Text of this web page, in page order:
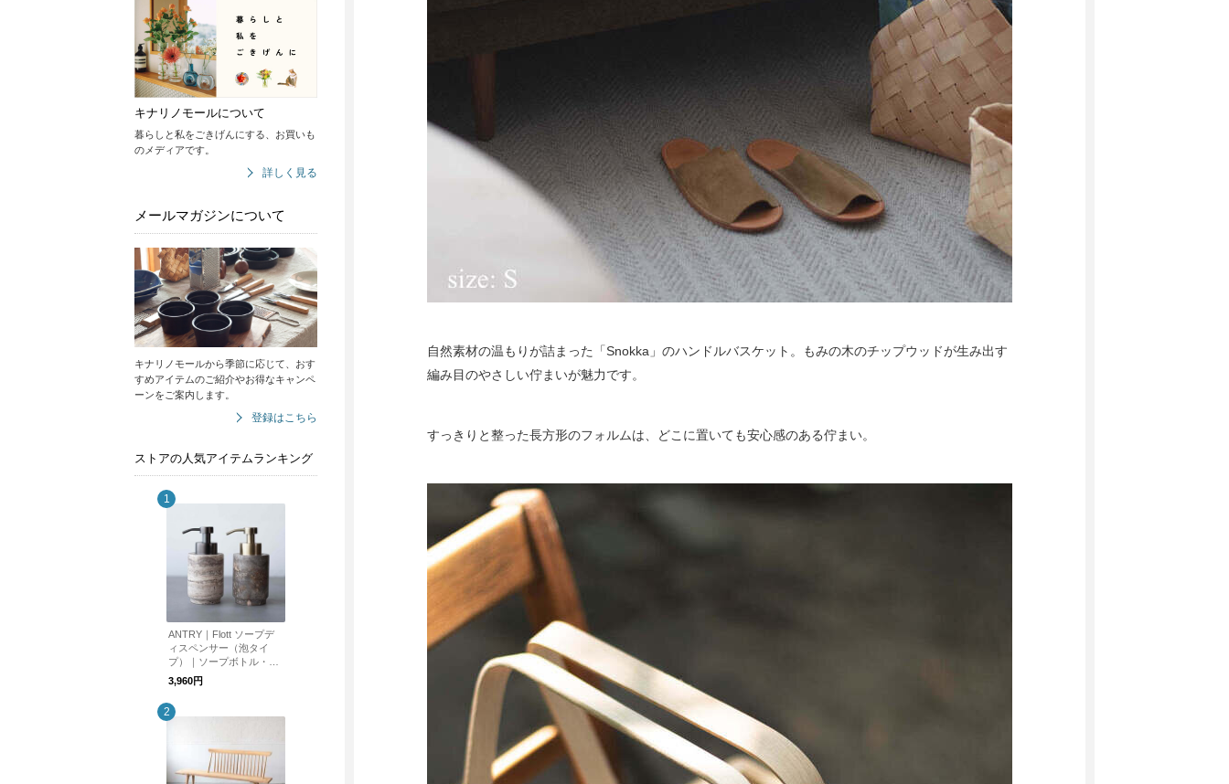
キナリノモールについて
暮らしと私をごきげんにする、お買いも
のメディアです。
詳しく見る
メールマガジンについて
キナリノモールから季節に応じて、おす
すめアイテムのご紹介やお得なキャンペ
ーンをご案内します。
登録はこちら
ストアの人気アイテムランキング
ANTRY｜Flott ソープデ
ィスペンサー（泡タイ
プ）｜ソープボトル・ポ
ンプボトル・ハンドソー
プ
3,960円
自然素材の温もりが詰まった「Snokka」のハンドルバスケット。もみの木のチップウッドが生み出す
編み目のやさしい佇まいが魅力です。
すっきりと整った長方形のフォルムは、どこに置いても安心感のある佇まい。